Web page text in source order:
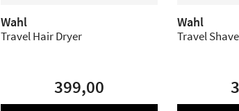
Wahl
Travel Hair Dryer
399,00
Wahl
Travel